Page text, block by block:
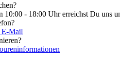
10:00 - 18:00 Uhr erreichst Du uns
E-Mail